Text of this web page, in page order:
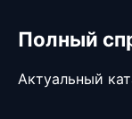
Полный
Актуальный